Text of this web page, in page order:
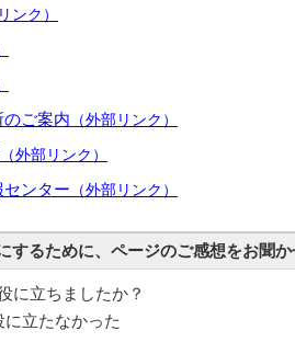
ンク）
ご案内 （外部リンク）
（外部リンク）
ンター （外部リンク）
するために、ページのご感想をお聞か
に立ちましたか？
に立たなかった